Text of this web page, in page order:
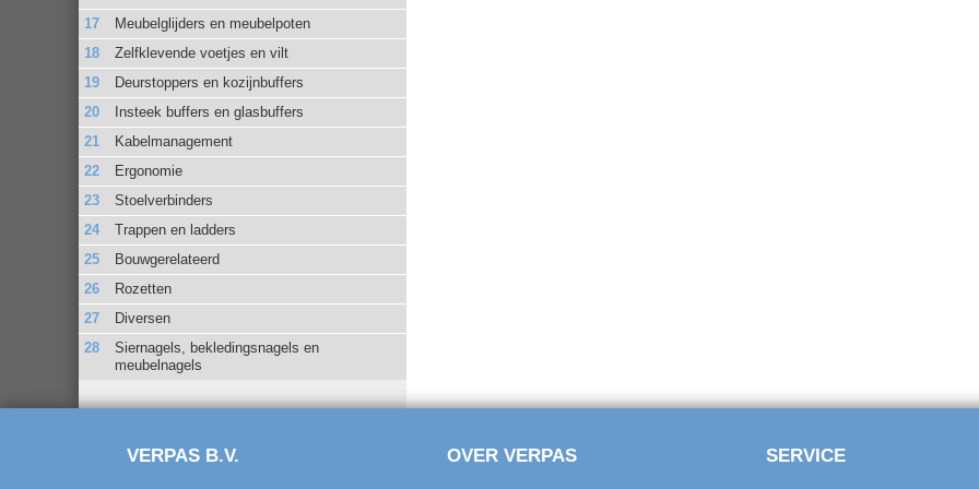
Meubelglijders en meubelpoten
Zelfklevende voetjes en vilt
Deurstoppers en kozijnbuffers
Insteek buffers en glasbuffers
Kabelmanagement
Ergonomie
Stoelverbinders
Trappen en ladders
Bouwgerelateerd
Rozetten
Diversen
Siernagels, bekledingsnagels en
meubelnagels
VERPAS B.V. OVER VERPAS SERVICE